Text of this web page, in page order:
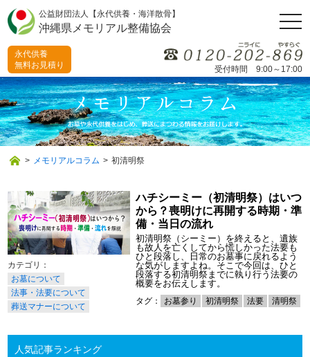
公益財団法人【永代供養・海洋散骨】
沖縄県メモリアル整備協会
受付時間 9:00～17:00
永代供養
無料お見積り
> メモリアルコラム > 初清明祭
お墓について
法事・法要について
葬送マナーについて
ハチシーミー（初清明祭）はいつ
から？喪明けに再開する時期・準
備・当日の流れ
初清明祭（シーミー）を終えると、遺族
も故人を亡くしてから慌しかった法要も
ひと段落し、日常のお墓事に戻れるよう
な気がしますよね。そこで今回は、ひと
段落する初清明祭までに執り行う法要の
概要をお伝えします。
タグ： お墓参り 初清明祭 法要 清明祭
人気記事ランキング